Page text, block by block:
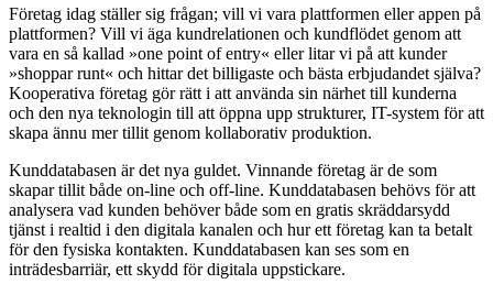
Företag idag ställer sig frågan; vill vi vara plattformen eller appen på
plattformen? Vill vi äga kundrelationen och kundflödet genom att
vara en så kallad »one point of entry« eller litar vi på att kunder
»shoppar runt« och hittar det billigaste och bästa erbjudandet själva?
Kooperativa företag gör rätt i att använda sin närhet till kunderna
och den nya teknologin till att öppna upp strukturer, IT-system för att
skapa ännu mer tillit genom kollaborativ produktion.
Kunddatabasen är det nya guldet. Vinnande företag är de som
skapar tillit både on-line och off-line. Kunddatabasen behövs för att
analysera vad kunden behöver både som en gratis skräddarsydd
tjänst i realtid i den digitala kanalen och hur ett företag kan ta betalt
för den fysiska kontakten. Kunddatabasen kan ses som en
inträdesbarriär, ett skydd för digitala uppstickare.